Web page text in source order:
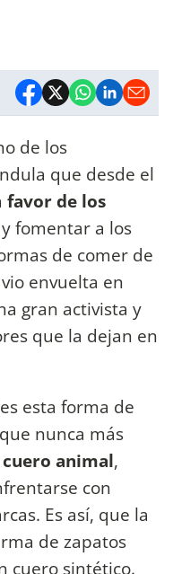
de los
que desde el
favor de los
y fomentar a los
de comer de
envuelta en
gran activista y
que la dejan en
esta forma de
nunca más
cuero animal,
con
Es así, que la
de zapatos
cuero sintético.